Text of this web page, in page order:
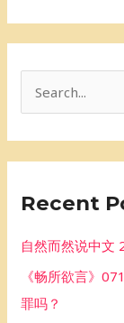
c
f
r
Recent
自然而然说中
《畅所欲言》
罪吗？